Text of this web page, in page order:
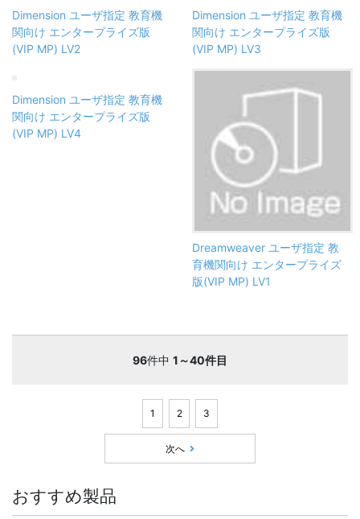
Dimension ユーザ指定 教育機
関向け エンタープライズ版
(VIP MP) LV2
Dimension ユーザ指定 教育機
関向け エンタープライズ版
(VIP MP) LV3
Dimension ユーザ指定 教育機
関向け エンタープライズ版
(VIP MP) LV4
Dreamweaver ユーザ指定 教
育機関向け エンタープライズ
版(VIP MP) LV1
96件中 1～40件目
1 2 3
次へ
おすすめ製品